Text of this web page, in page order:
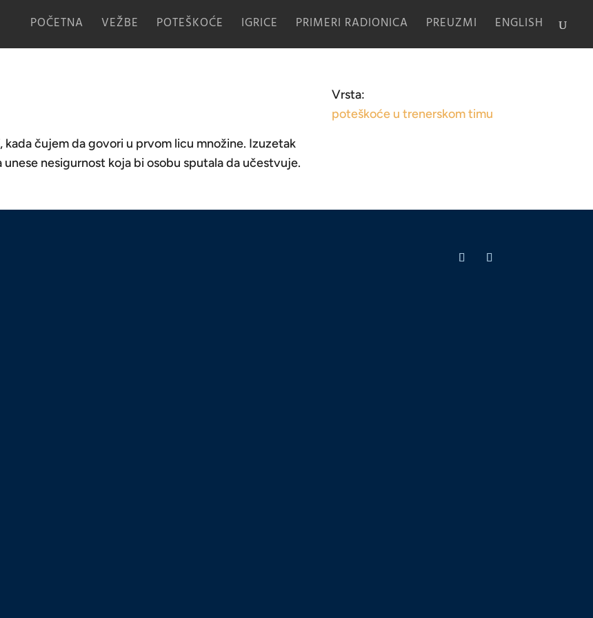
POČETNA VEŽBE POTEŠKOĆE IGRICE PRIMERI RADIONICA PREUZMI ENGLISH
kada čujem da govori u prvom licu množine. Izuzetak
nesigurnost koja bi osobu sputala da učestvuje.
Vrsta:
poteškoće u trenerskom timu